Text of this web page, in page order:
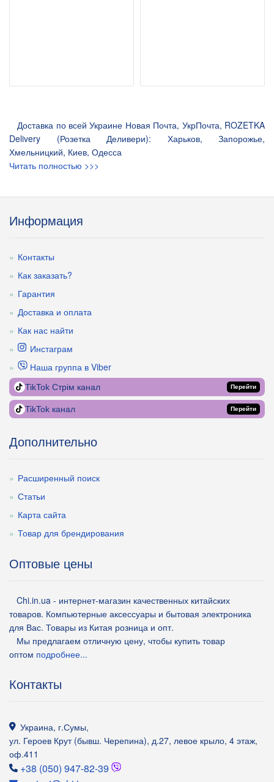
Доставка по всей Украине Новая Почта, УкрПочта, ROZETKA
Delivery (Розетка Деливери): Харьков, Запорожье,
Хмельницкий, Киев, Одесса
Читать полностью >>>
Информация
Контакты
Как заказать?
Гарантия
Доставка и оплата
Как нас найти
Инстаграм
Наша группа в Viber
TikTok Стрім канал Перейти
TikTok канал Перейти
Дополнительно
Расширенный поиск
Статьи
Карта сайта
Товар для брендирования
Оптовые цены
Chi.in.ua - интернет-магазин качественных китайских
товаров. Компьютерные аксессуары и бытовая электроника
для Вас. Товары из Китая розница и опт.
Мы предлагаем отличную цену, чтобы купить товар
оптом подробнее...
Контакты
Украина, г.Сумы,
ул. Героев Крут (бывш. Черепина), д.27, левое крыло, 4 этаж,
оф.411
+38 (050) 947-82-39